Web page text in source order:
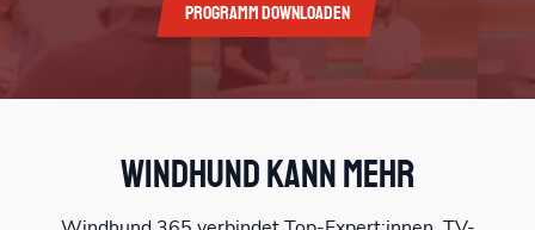
Programm downloaden
Windhund kann mehr